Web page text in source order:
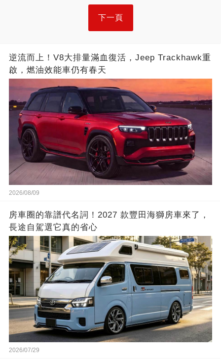
下一頁
逆流而上！V8大排量滿血復活，Jeep Trackhawk重
啟，燃油效能車仍有春天
2026/08/09
房車圈的靠譜代名詞！2027 款豐田海獅房車來了，
長途自駕選它真的省心
2026/07/29